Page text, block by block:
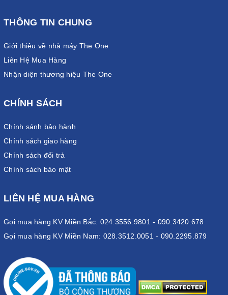
THÔNG TIN CHUNG
Giới thiệu về nhà máy The One
Liên Hệ Mua Hàng
Nhận diện thương hiệu The One
CHÍNH SÁCH
Chính sánh bảo hành
Chính sách giao hàng
Chính sách đổi trả
Chính sách bảo mật
LIÊN HỆ MUA HÀNG
Gọi mua hàng KV Miền Bắc: 024.3556.9801 - 090.3420.678
Gọi mua hàng KV Miền Nam: 028.3512.0051 - 090.2295.879